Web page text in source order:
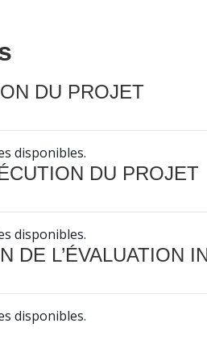
DU PROJET
disponibles.
DU PROJET
disponibles.
DE L’ÉVALUATION
disponibles.